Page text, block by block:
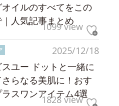
オイルのすべてをこの
人気記事まとめ
1099 view
2025/12/18
ユー ドットと一緒に
らなる美肌に！おす
スワンアイテム4選
1828 view